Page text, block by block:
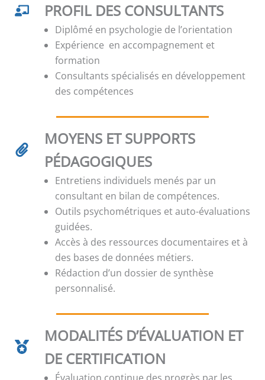
PROFIL DES CONSULTANTS
Diplômé en psychologie de l’orientation
Expérience en accompagnement et
formation
Consultants spécialisés en développement
des compétences
MOYENS ET SUPPORTS
PÉDAGOGIQUES
Entretiens individuels menés par un
consultant en bilan de compétences.
Outils psychométriques et auto-évaluations
guidées.
Accès à des ressources documentaires et à
des bases de données métiers.
Rédaction d’un dossier de synthèse
personnalisé.
MODALITÉS D’ÉVALUATION ET
DE CERTIFICATION